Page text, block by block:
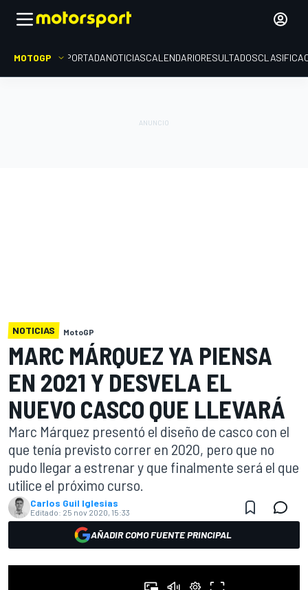
MOTOGP PORTADANOTICIASCALENDARIORESULTADOS
NOTICIAS MotoGP
MARC MÁRQUEZ YA PIENSA
EN 2021 Y DESVELA EL
NUEVO CASCO QUE LLEVARÁ
Marc Márquez presentó el diseño de casco con el
que tenía previsto correr en 2020, pero que no
pudo llegar a estrenar y que finalmente será el que
utilice el próximo curso.
Carlos Guil Iglesias
Editado: 25 nov 2020, 15:33
AÑADIR COMO FUENTE PRINCIPAL